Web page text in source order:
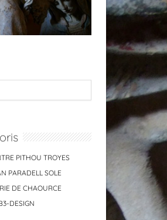
PITHOU TROYES
PARADELL SOLE
DE CHAOURCE
DESIGN